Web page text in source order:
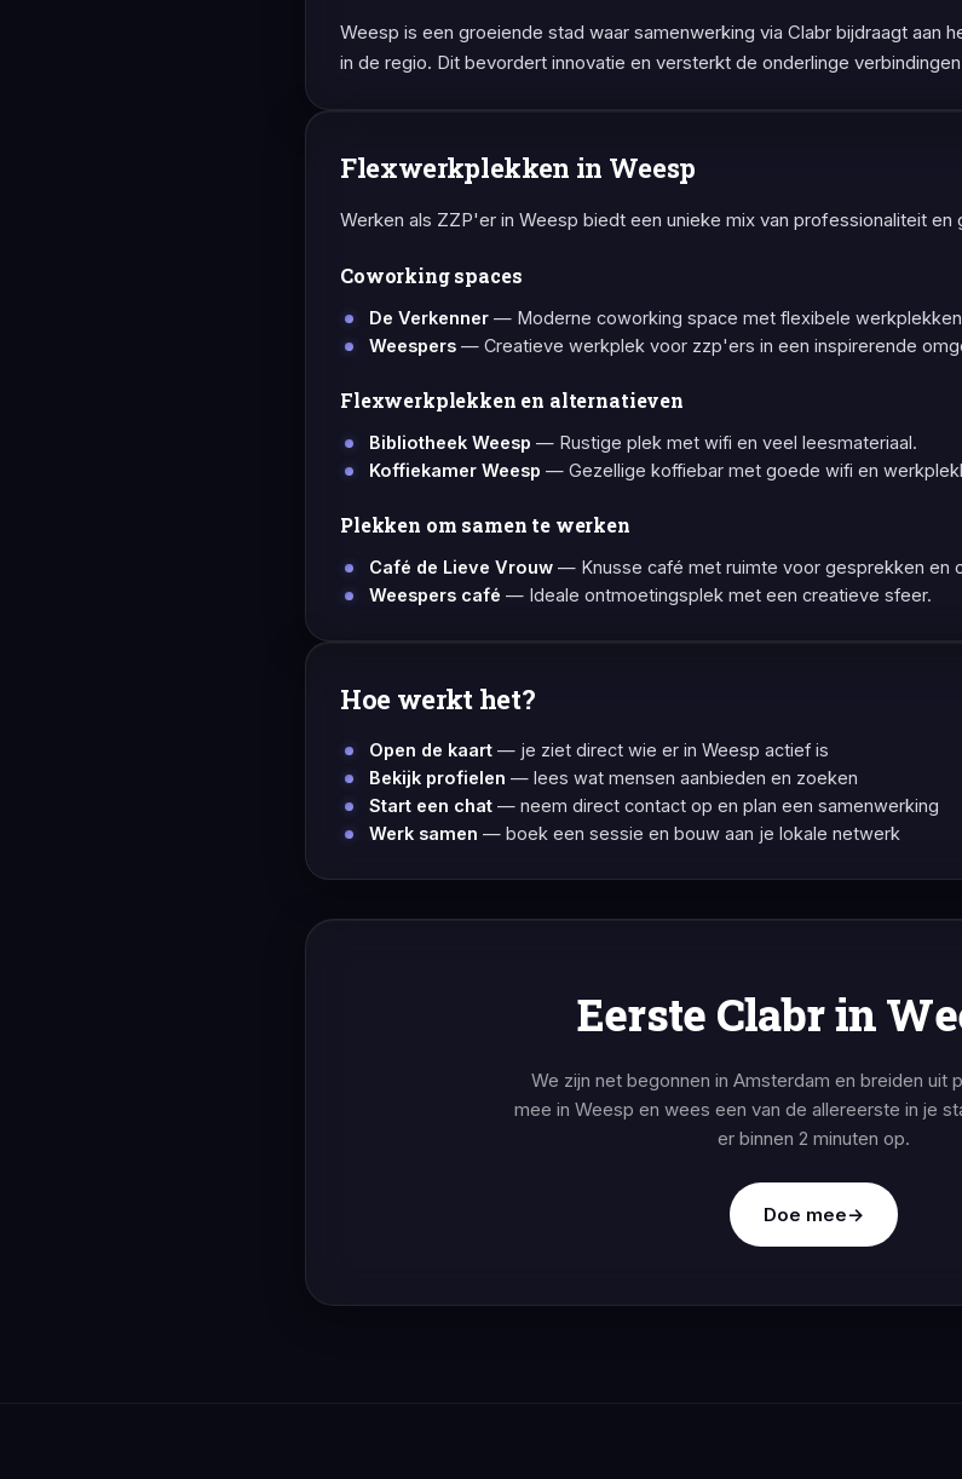
Weesp is een groeiende stad waar samenwerking via Clabr bijdraagt aan
in de regio. Dit bevordert innovatie en versterkt de onderlinge
Flexwerkplekken in Weesp
Werken als ZZP'er in Weesp biedt een unieke mix van professionaliteit en
Coworking spaces
De Verkenner — Moderne coworking space met flexibele
Weespers — Creatieve werkplek voor zzp'ers in een inspirerende
Flexwerkplekken en alternatieven
Bibliotheek Weesp — Rustige plek met wifi en veel leesmateriaal.
Koffiekamer Weesp — Gezellige koffiebar met goede wifi en
Plekken om samen te werken
Café de Lieve Vrouw — Knusse café met ruimte voor gesprekken en
Weespers café — Ideale ontmoetingsplek met een creatieve sfeer.
Hoe werkt het?
Open de kaart — je ziet direct wie er in Weesp actief is
Bekijk profielen — lees wat mensen aanbieden en zoeken
Start een chat — neem direct contact op en plan een samenwerking
Werk samen — boek een sessie en bouw aan je lokale netwerk
Eerste Clabr in
We zijn net begonnen in Amsterdam en breiden uit
mee in Weesp en wees een van de allereerste in je
er binnen 2 minuten op.
Doe mee→